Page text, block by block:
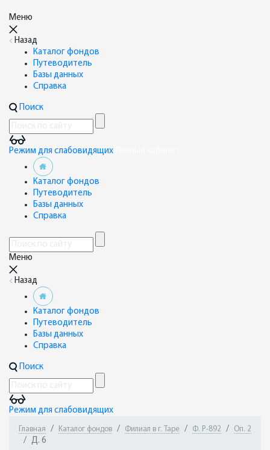
Меню
Назад
Каталог фондов
Путеводитель
Базы данных
Справка
Поиск
Режим для слабовидящих
Каталог фондов
Путеводитель
Базы данных
Справка
Меню
Назад
Каталог фондов
Путеводитель
Базы данных
Справка
Поиск
Режим для слабовидящих
Главная Каталог фондов Филиал в г. Таре Ф. Р-892 Оп. 2
Д. 6